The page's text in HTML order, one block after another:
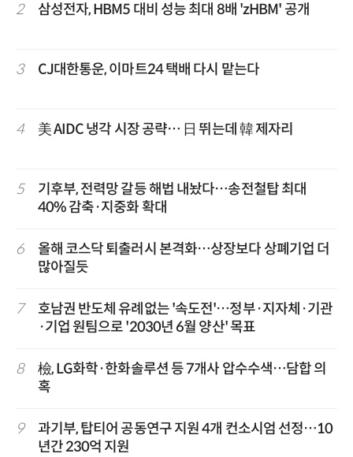
2 삼성전자, HBM5 대비 성능 최대 8배 'zHBM' 공개
3 CJ대한통운, 이마트24 택배 다시 맡는다
4 美 AIDC 냉각 시장 공략… 日 뛰는데 韓 제자리
5
기후부, 전력망 갈등 해법 내놨다…송전철탑 최대
40% 감축·지중화 확대
6
올해 코스닥 퇴출러시 본격화…상장보다 상폐기업 더
많아질듯
7
호남권 반도체 유례없는 '속도전'…정부·지자체·기관
·기업 원팀으로 '2030년 6월 양산' 목표
8
檢, LG화학·한화솔루션 등 7개사 압수수색…담합 의
혹
9
과기부, 탑티어 공동연구 지원 4개 컨소시엄 선정…10
년간 230억 지원